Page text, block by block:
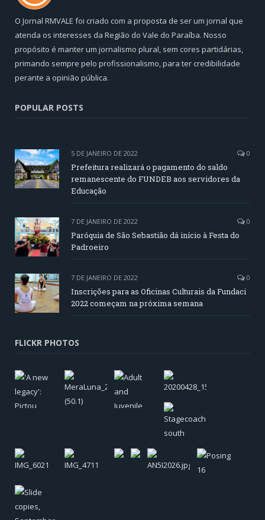
O Jornal RMVALE foi criado com a proposta de ser um jornal que
atenda os interesses da Região do Vale do Paraíba. Nosso
propósito é manter um jornalismo plural, sem cores partidárias,
primando sempre pelo profissionalismo, para ter credibilidade
perante a opinião pública.
POPULAR POSTS
5 DE JANEIRO DE 2022 0
Prefeitura realizará o pagamento do saldo
remanescente do FUNDEB aos servidores da
Educação
7 DE JANEIRO DE 2022 0
Paróquia de São Sebastião dá início à Festa do
Padroeiro
7 DE JANEIRO DE 2022 0
Inscrições para as Oficinas Culturais da Fundaci
2022 começam na próxima semana
FLICKR PHOTOS